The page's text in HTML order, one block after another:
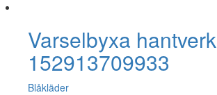
Varselbyxa hantverk
152913709933
Blåkläder